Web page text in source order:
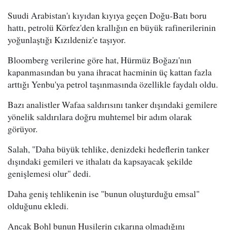
Suudi Arabistan'ı kıyıdan kıyıya geçen Doğu-Batı boru
hattı, petrolü Körfez'den krallığın en büyük rafinerilerinin
yoğunlaştığı Kızıldeniz'e taşıyor.
Bloomberg verilerine göre hat, Hürmüz Boğazı'nın
kapanmasından bu yana ihracat hacminin üç kattan fazla
arttığı Yenbu'ya petrol taşınmasında özellikle faydalı oldu.
Bazı analistler Wafaa saldırısını tanker dışındaki gemilere
yönelik saldırılara doğru muhtemel bir adım olarak
görüyor.
Salah, "Daha büyük tehlike, denizdeki hedeflerin tanker
dışındaki gemileri ve ithalatı da kapsayacak şekilde
genişlemesi olur" dedi.
Daha geniş tehlikenin ise "bunun oluşturduğu emsal"
olduğunu ekledi.
Ancak Bohl bunun Husilerin çıkarına olmadığını